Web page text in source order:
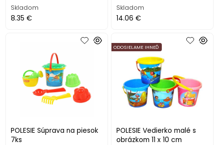
Skladom
8.35 €
Skladom
14.06 €
POLESIE Súprava na piesok
7ks
POLESIE Vedierko malé s
obrázkom 11 x 10 cm
ODOSIELAME IHNEĎ